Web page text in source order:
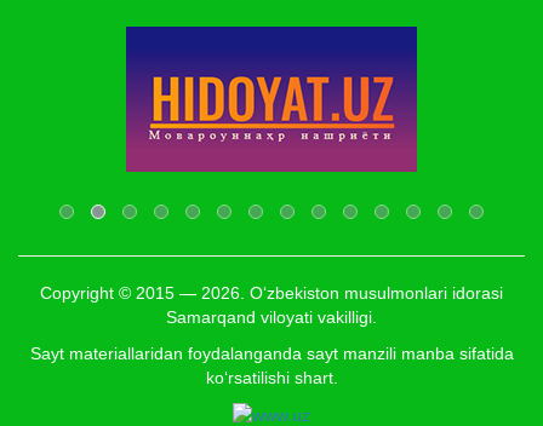
Copyright © 2015 — 2026. O‘zbekiston musulmonlari idorasi
Samarqand viloyati vakilligi.
Sayt materiallaridan foydalanganda sayt manzili manba sifatida
ko‘rsatilishi shart.